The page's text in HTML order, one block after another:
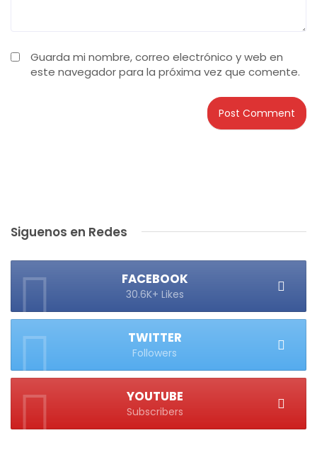
Guarda mi nombre, correo electrónico y web en
este navegador para la próxima vez que comente.
Siguenos en Redes
FACEBOOK
30.6K+ Likes
TWITTER
Followers
YOUTUBE
Subscribers